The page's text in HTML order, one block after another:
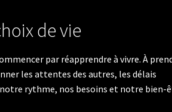
de vie
par réapprendre à vivre. À
les attentes des autres, les délais
rythme, nos besoins et notre bien-